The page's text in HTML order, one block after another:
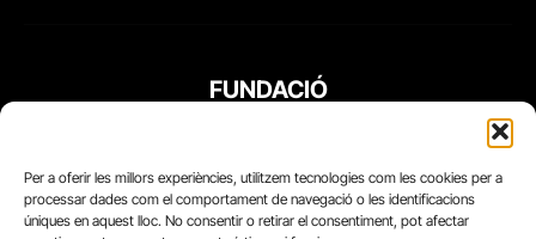
Per a oferir les millors experiències, utilitzem tecnologies com les cookies per a
processar dades com el comportament de navegació o les identificacions
úniques en aquest lloc. No consentir o retirar el consentiment, pot afectar
FUNDACIÓ